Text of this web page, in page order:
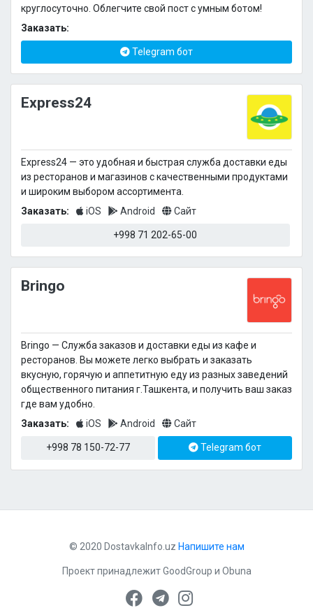
круглосуточно. Облегчите свой пост с умным ботом!
Заказать:
Telegram бот
Express24
Express24 — это удобная и быстрая служба доставки еды
из ресторанов и магазинов с качественными продуктами
и широким выбором ассортимента.
Заказать:
iOS Android Сайт
+998 71 202-65-00
Bringo
Bringo — Cлужба заказов и доставки еды из кафе и
ресторанов. Вы можете легко выбрать и заказать
вкусную, горячую и аппетитную еду из разных заведений
общественного питания г.Ташкента, и получить ваш заказ
где вам удобно.
Заказать:
iOS Android Сайт
+998 78 150-72-77 Telegram бот
© 2020 DostavkaInfo.uz Напишите нам
Проект принадлежитGoodGroup и Obuna